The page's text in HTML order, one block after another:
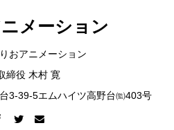
メーション
おアニメーション
締役 木村 寛
3-39-5エムハイツ高野台㈼403号